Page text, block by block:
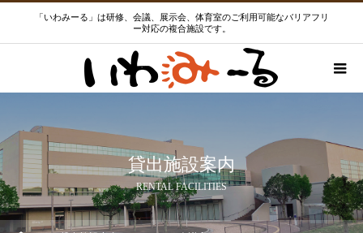
「いわみーる」は研修、会議、展示会、体育室のご利用可能なバリアフリ
ー対応の複合施設です。
貸出施設案内
RENTAL FACILITIES